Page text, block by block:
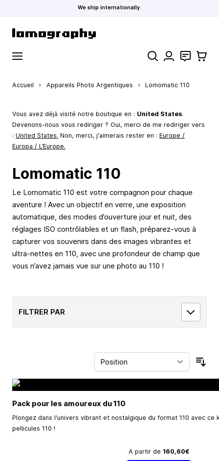
We ship internationally.
RechercherContact
Panier
Accueil › Appareils Photo Argentiques › Lomomatic 110
Vous avez déjà visité notre boutique en : United States.
Devenons-nous vous rediriger ? Oui, merci de me rediriger vers
: United States. Non, merci, j'aimerais rester en : Europe /
Europa / L’Europe.
Lomomatic 110
Le Lomomatic 110 est votre compagnon pour chaque
aventure ! Avec un objectif en verre, une exposition
automatique, des modes d’ouverture jour et nuit, des
réglages ISO contrôlables et un flash, préparez-vous à
capturer vos souvenirs dans des images vibrantes et
ultra-nettes en 110, avec une profondeur de champ que
vous n’avez jamais vue sur une photo au 110 !
FILTRER PAR
Pack pour les amoureux du 110
Plongez dans l'univers vibrant et nostalgique du format 110 avec
pellicules 110 !
A partir de 160,60€